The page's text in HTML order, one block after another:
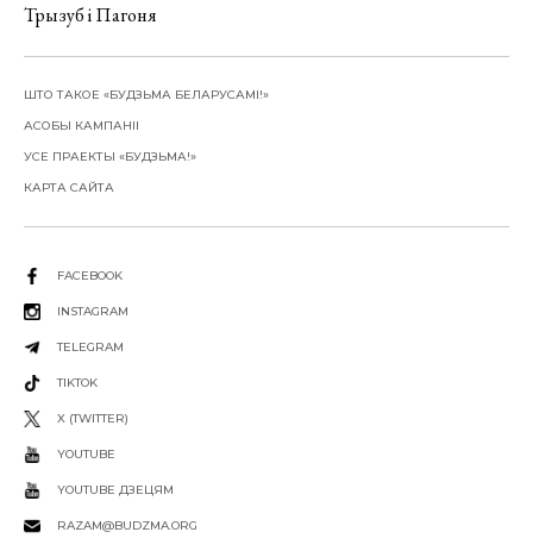
Трызуб і Пагоня
ШТО ТАКОЕ «БУДЗЬМА БЕЛАРУСАМІ!»
АСОБЫ КАМПАНІІ
УСЕ ПРАЕКТЫ «БУДЗЬМА!»
КАРТА САЙТА
FACEBOOK
INSTAGRAM
TELEGRAM
TIKTOK
X (TWITTER)
YOUTUBE
YOUTUBE ДЗЕЦЯМ
RAZAM@BUDZMA.ORG